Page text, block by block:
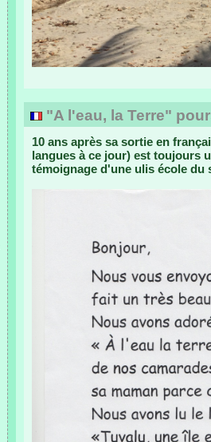
"A l'eau, la Terre"
10 ans après sa sortie en
langues à ce jour) est toujours
témoignage d'une ulis école du